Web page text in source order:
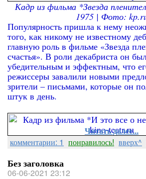
Кадр из фильма *Звезда
1975 | Фото:
Популярность пришла к нему
того, как никому не известному
главную роль в фильме «Звезда
счастья». В роли декабриста он
убедительным и эффектным, что
режиссеры завалили новыми
зрители – письмами, которые он
штук в день.
Читать далее...
комментарии: 1 понравилось! вверх^
Без заголовка
06-06-2021 23:12